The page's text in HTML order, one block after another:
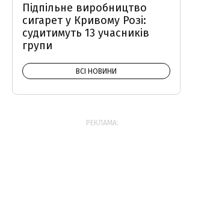
Підпільне виробництво
сигарет у Кривому Розі:
судитимуть 13 учасників
групи
ВСІ НОВИНИ
РЕКЛАМА: